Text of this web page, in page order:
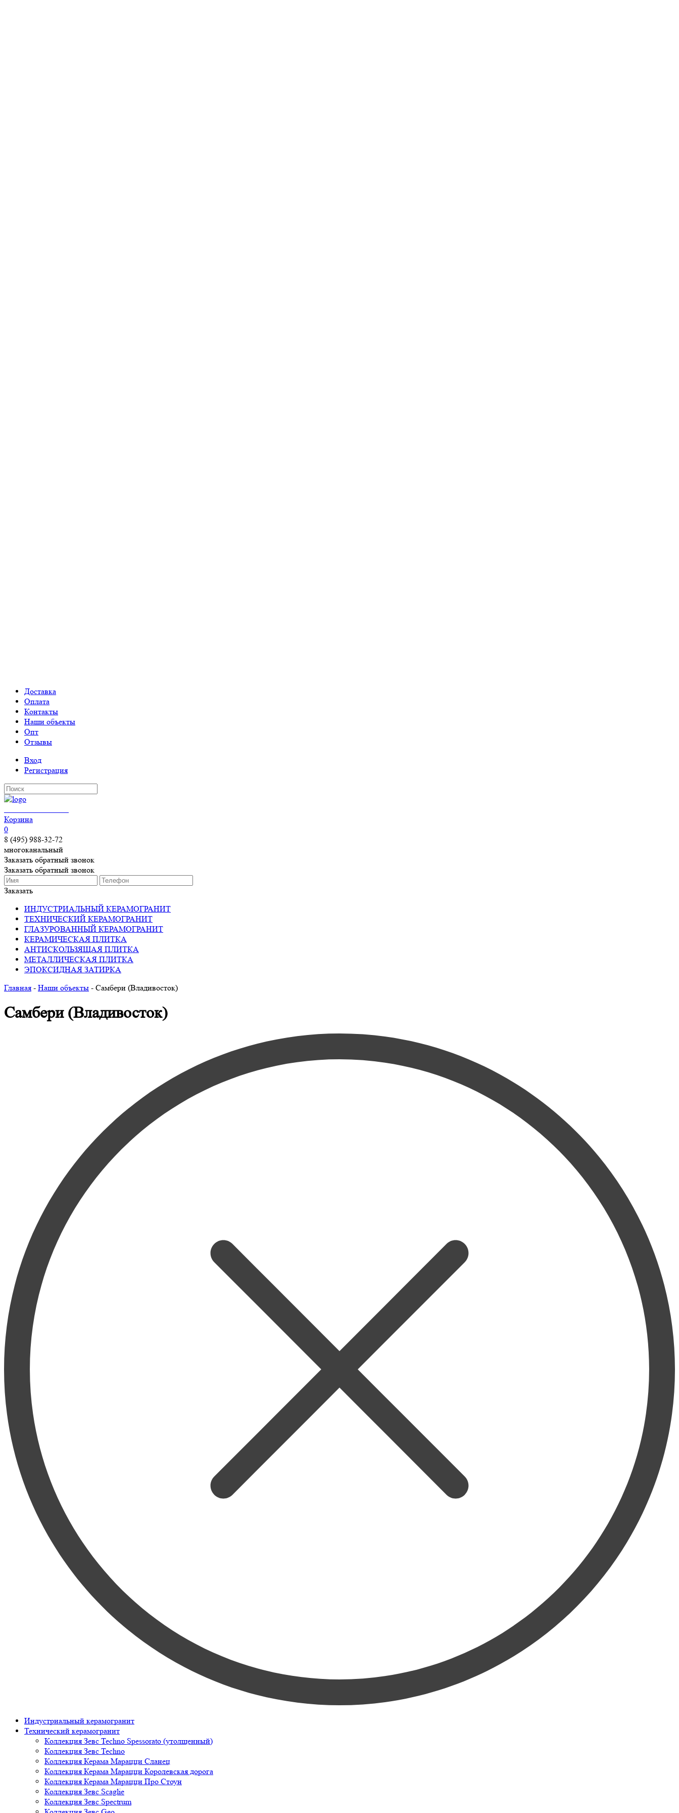
Доставка
Оплата
Контакты
Наши объекты
Опт
Отзывы
Вход
Регистрация
Корзина
0
8 (495) 988-32-72
многоканальный
Заказать обратный звонок
Заказать обратный звонок
Заказать
ИНДУСТРИАЛЬНЫЙ КЕРАМОГРАНИТ
ТЕХНИЧЕСКИЙ КЕРАМОГРАНИТ
ГЛАЗУРОВАННЫЙ КЕРАМОГРАНИТ
КЕРАМИЧЕСКАЯ ПЛИТКА
АНТИСКОЛЬЗЯЩАЯ ПЛИТКА
МЕТАЛЛИЧЕСКАЯ ПЛИТКА
ЭПОКСИДНАЯ ЗАТИРКА
Главная - Наши объекты - Самбери (Владивосток)
Самбери (Владивосток)
Индустриальный керамогранит
Технический керамогранит
Коллекция Зевс Techno Spessorato (утолщенный)
Коллекция Зевс Techno
Коллекция Керама Марацци Сланец
Коллекция Керама Марацци Королевская дорога
Коллекция Керама Марацци Про Стоун
Коллекция Зевс Scaglie
Коллекция Зевс Spectrum